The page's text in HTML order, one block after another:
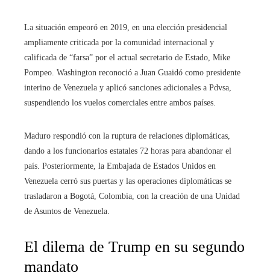
La situación empeoró en 2019, en una elección presidencial
ampliamente criticada por la comunidad internacional y
calificada de “farsa” por el actual secretario de Estado, Mike
Pompeo. Washington reconoció a Juan Guaidó como presidente
interino de Venezuela y aplicó sanciones adicionales a Pdvsa,
suspendiendo los vuelos comerciales entre ambos países.
Maduro respondió con la ruptura de relaciones diplomáticas,
dando a los funcionarios estatales 72 horas para abandonar el
país. Posteriormente, la Embajada de Estados Unidos en
Venezuela cerró sus puertas y las operaciones diplomáticas se
trasladaron a Bogotá, Colombia, con la creación de una Unidad
de Asuntos de Venezuela.
El dilema de Trump en su segundo
mandato